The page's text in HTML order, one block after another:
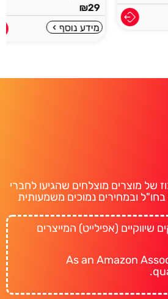
29
מידע נוסף
של מוצרים מוצלחים שהגיעו לחברי
ובמחירים נמוכים משמעותית
(אפילייט) המייצרים
As an Amazon